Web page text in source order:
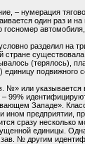
– нумерация
один раз и
разделил на
стране
(терялось),
№» или
99%
Западе».
предприятии,
сразу
единицы.
№ другим